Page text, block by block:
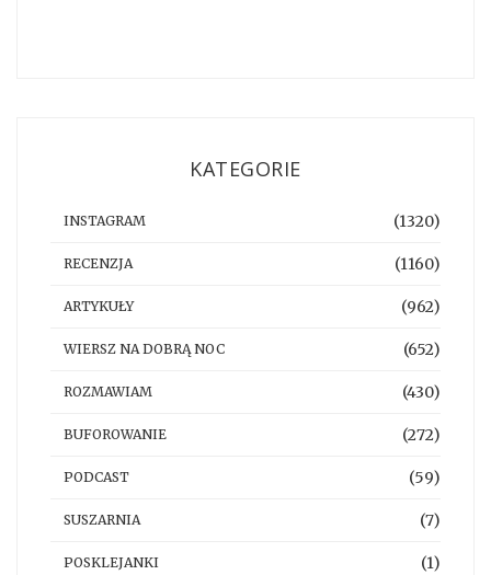
KATEGORIE
INSTAGRAM (1320)
RECENZJA (1160)
ARTYKUŁY (962)
WIERSZ NA DOBRĄ NOC (652)
ROZMAWIAM (430)
BUFOROWANIE (272)
PODCAST (59)
SUSZARNIA (7)
POSKLEJANKI (1)